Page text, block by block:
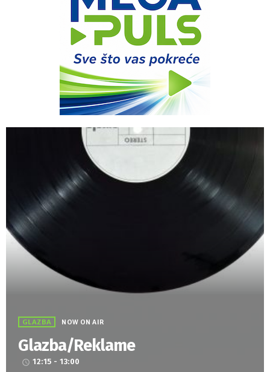
GLAZBA NOW ON AIR
Glazba/Reklame
access_time 12:15 - 13:00